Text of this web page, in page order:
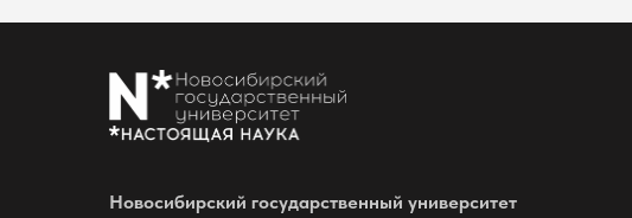
Новосибирский государственный университет